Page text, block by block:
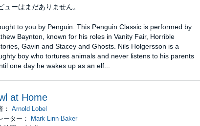
ューはまだありません。
to you by Penguin. This Penguin Classic is performed by
Baynton, known for his roles in Vanity Fair, Horrible
Gavin and Stacey and Ghosts. Nils Holgersson is a
boy who tortures animals and never listens to his parents
one day he wakes up as an elf...
at Home
： Arnold Lobel
ーター：
Mark Linn-Baker